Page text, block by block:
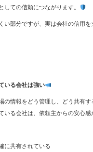
しての信頼につながります。
い部分ですが、実は会社の信用
いる会社は強い
の情報をどう管理し、どう共有す
いる会社は、依頼主からの安心感
に共有されている